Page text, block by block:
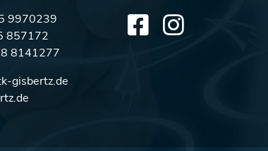
9970239
857172
8141277
gisbertz.de